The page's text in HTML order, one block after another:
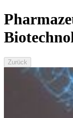
Zurück